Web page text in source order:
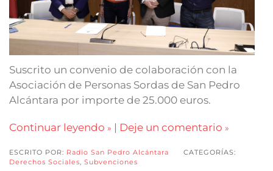
Suscrito un convenio de colaboración con la
Asociación de Personas Sordas de San Pedro
Alcántara por importe de 25.000 euros.
Continuar leyendo | Deje un comentario
ESCRITO POR: Radio San Pedro Alcántara
CATEGORÍAS:
Derechos Sociales, Subvenciones